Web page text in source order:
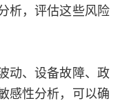
析，评估这些风险
动、设备故障、政
感性分析，可以确